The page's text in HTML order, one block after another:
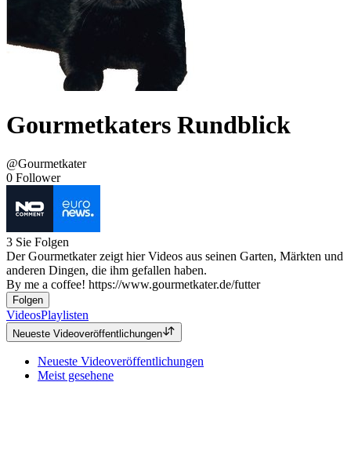
Gourmetkaters Rundblick
@Gourmetkater
0 Follower
3 Sie Folgen
Der Gourmetkater zeigt hier Videos aus seinen Garten, Märkten und
anderen Dingen, die ihm gefallen haben.
By me a coffee! https://www.gourmetkater.de/futter
Folgen
VideosPlaylisten
Neueste Videoveröffentlichungen
Neueste Videoveröffentlichungen
Meist gesehene